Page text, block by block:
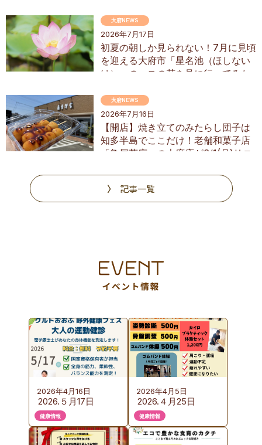
2026年7月17日
初夏の朝しか見られない！7月に見頃
を迎える大府市「星名池（ほしない
け）」のハスの花を見に行ってみた
大府NEWS
2026年7月16日
【開店】焼き立てのみたらし団子は
知多半島でここだけ！老舗和菓子店
「亀屋芳広」の大府店が6/1(月)リニ
大府NEWS
記事一覧
2026年4月16日
2026.５月17日
（日）KURUTOおお
ぶ 野外健康フェス
のご案内
健康情報
2026年4月5日
2026.４月25日
（土）カイロプラク
ティック体験会の
ご案内
健康情報